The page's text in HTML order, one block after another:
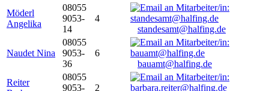
Möderl
Angelika
08055
9053-
14
4
standesamt@halfing.de
Naudet Nina
08055
9053-
36
6
bauamt@halfing.de
Reiter
08055
9053-
2